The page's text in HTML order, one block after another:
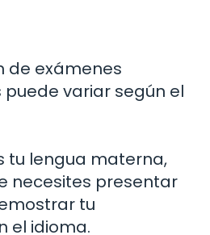
de exámenes
variar según el
tu lengua materna,
necesites presentar
tu
el idioma.